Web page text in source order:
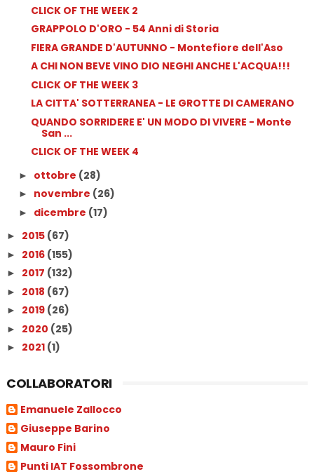
CLICK OF THE WEEK 2
GRAPPOLO D'ORO - 54 Anni di Storia
FIERA GRANDE D'AUTUNNO - Montefiore dell'Aso
A CHI NON BEVE VINO DIO NEGHI ANCHE L'ACQUA!!!
CLICK OF THE WEEK 3
LA CITTA' SOTTERRANEA - LE GROTTE DI CAMERANO
QUANDO SORRIDERE E' UN MODO DI VIVERE - Monte
San ...
CLICK OF THE WEEK 4
► ottobre (28)
► novembre (26)
► dicembre (17)
► 2015 (67)
► 2016 (155)
► 2017 (132)
► 2018 (67)
► 2019 (26)
► 2020 (25)
► 2021 (1)
COLLABORATORI
Emanuele Zallocco
Giuseppe Barino
Mauro Fini
Punti IAT Fossombrone